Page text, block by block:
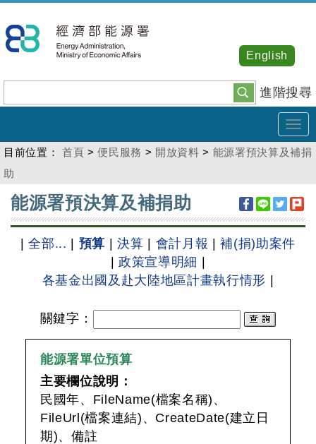
到
主
內
容
進階搜尋
English
目前位置： 首頁 >便民服務 > 開放資料 > 能源署預決算及補捐
助
:::
能源署預決算及補捐助
|全部... 預算 |決算 會計月報 |補(捐)助案件
政策宣導明細
各基金出國及赴大陸地區計畫執行情形
關鍵字 ：
能源署單位預算
主要欄位說明：
民國年、FileName(檔案名稱)、
FileUrl(檔案連結)、CreateDate(建立日
期)、備註